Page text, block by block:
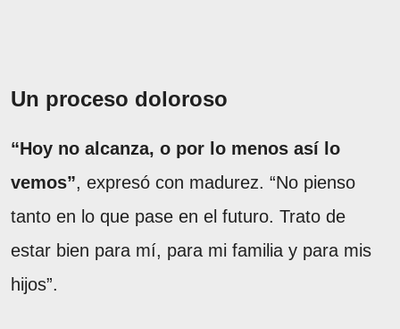
Un proceso doloroso
“Hoy no alcanza, o por lo menos así lo
vemos”, expresó con madurez. “No pienso
tanto en lo que pase en el futuro. Trato de
estar bien para mí, para mi familia y para mis
hijos”.